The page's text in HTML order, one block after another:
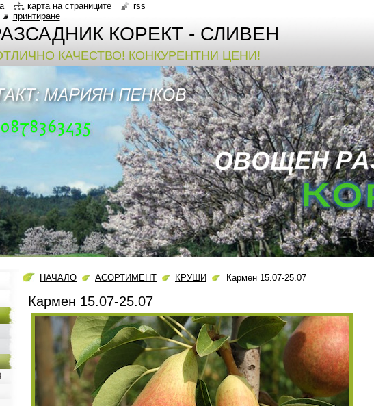
КОРЕКТ - СЛИВЕН
КАЧЕСТВО! КОНКУРЕНТНИ ЦЕНИ!
НАЧАЛО АСОРТИМЕНТ КРУШИ Кармен 15.07-25.07
Кармен 15.07-25.07
карта на страниците
rss
принтиране